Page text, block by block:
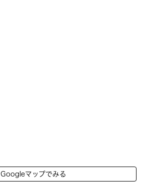
Googleマップでみる